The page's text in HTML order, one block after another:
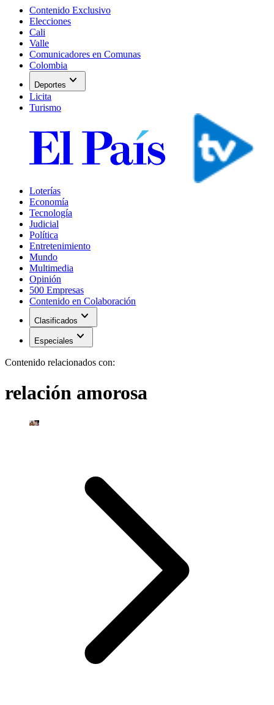
Contenido Exclusivo
Elecciones
Cali
Valle
Comunicadores en Comunas
Colombia
Deportes expand_more
Licita
Turismo
Loterías
Economía
Tecnología
Judicial
Política
Entretenimiento
Mundo
Multimedia
Opinión
500 Empresas
Contenido en Colaboración
Clasificados expand_more
Especiales expand_more
Contenido relacionados con:
relación amorosa